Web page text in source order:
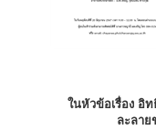
ในหัวข้อเรื่อง อิ
ละลาย